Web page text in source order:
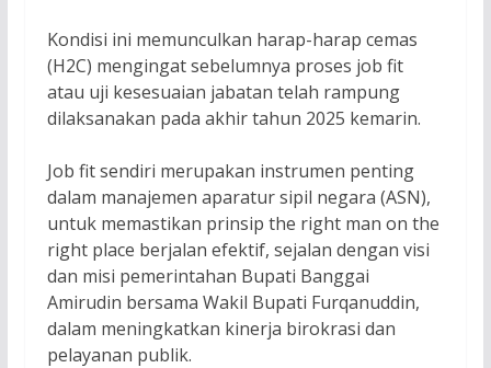
Kondisi ini memunculkan harap-harap cemas
(H2C) mengingat sebelumnya proses job fit
atau uji kesesuaian jabatan telah rampung
dilaksanakan pada akhir tahun 2025 kemarin.
Job fit sendiri merupakan instrumen penting
dalam manajemen aparatur sipil negara (ASN),
untuk memastikan prinsip the right man on the
right place berjalan efektif, sejalan dengan visi
dan misi pemerintahan Bupati Banggai
Amirudin bersama Wakil Bupati Furqanuddin,
dalam meningkatkan kinerja birokrasi dan
pelayanan publik.